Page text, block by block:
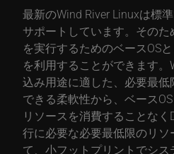
最新のWind River Linuxは標
サポートしています。そのた
を実行するためのベースOS
を利用することができます。
込み用途に適した、必要最
できる柔軟性から、ベース
リソースを消費することな
行に必要な必要最低限のリソ
て、小フットプリントでシス